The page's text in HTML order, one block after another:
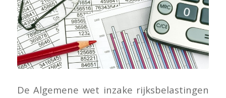
De Algemene wet inzake rijksbelastingen